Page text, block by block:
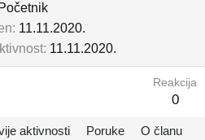
Početnik
11.11.2020.
11.11.2020.
Reakcija
0
aktivnosti Poruke O članu